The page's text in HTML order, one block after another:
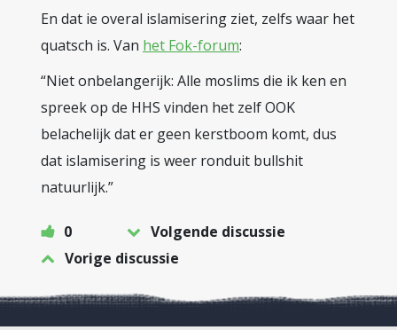
En dat ie overal islamisering ziet, zelfs waar het
quatsch is. Van het Fok-forum:
“Niet onbelangerijk: Alle moslims die ik ken en
spreek op de HHS vinden het zelf OOK
belachelijk dat er geen kerstboom komt, dus
dat islamisering is weer ronduit bullshit
natuurlijk.”
0
Volgende discussie
Vorige discussie